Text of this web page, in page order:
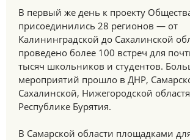
В первый же день к проекту
присоединились 28 регионов — от
Калининградской до Сахалинской
проведено более 100 встреч для
тысяч школьников и студентов.
мероприятий прошло в ДНР,
Сахалинской, Нижегородской
Республике Бурятия.
В Самарской области площадками